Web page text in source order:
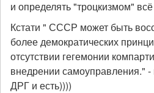
и определять "троцкизмом"
Кстати " СССР может быть
более демократических
отсутствии гегемонии
внедрении самоуправления." -
ДРГ и есть))))